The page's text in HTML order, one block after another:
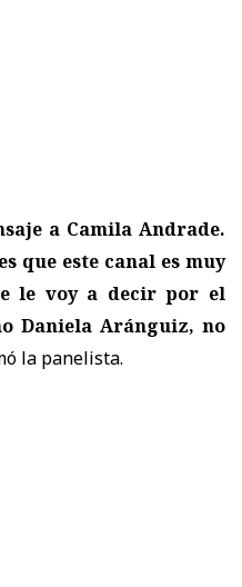
a Camila Andrade.
que este canal es muy
le voy a decir por el
Daniela Aránguiz, no
la panelista.